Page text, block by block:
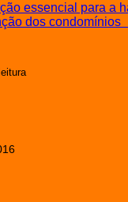
essencial para a
dos condomínios